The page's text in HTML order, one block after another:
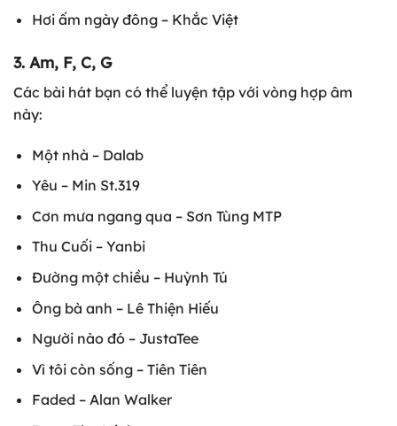
Hơi ấm ngày đông – Khắc Việt
3. Am, F, C, G
Các bài hát bạn có thể luyện tập với vòng hợp âm
này:
Một nhà – Dalab
Yêu – Min St.319
Cơn mưa ngang qua – Sơn Tùng MTP
Thu Cuối – Yanbi
Đường một chiều – Huỳnh Tú
Ông bà anh – Lê Thiện Hiếu
Người nào đó – JustaTee
Vì tôi còn sống – Tiên Tiên
Faded – Alan Walker